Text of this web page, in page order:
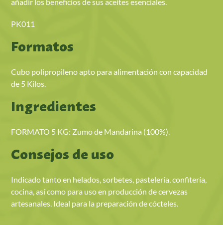
PK011
Formatos
Cubo polipropileno apto para alimentación con capacidad
de 5 Kilos.
Ingredientes
FORMATO 5 KG: Zumo de Mandarina (100%).
Consejos de uso
Indicado tanto en helados, sorbetes, pastelería, confitería,
cocina, así como para uso en producción de cervezas
artesanales. Ideal para la preparación de cócteles.